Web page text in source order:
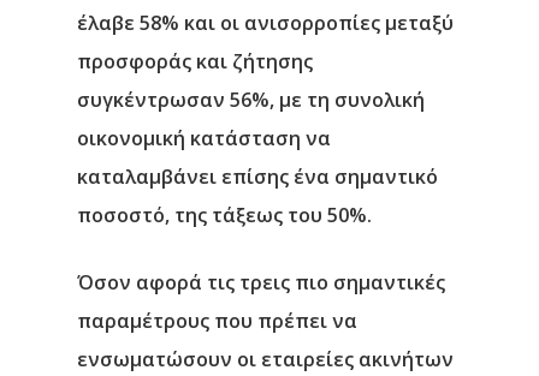
έλαβε 58% και οι ανισορροπίες μεταξύ
προσφοράς και ζήτησης
συγκέντρωσαν 56%, με τη συνολική
οικονομική κατάσταση να
καταλαμβάνει επίσης ένα σημαντικό
ποσοστό, της τάξεως του 50%.
Όσον αφορά τις τρεις πιο σημαντικές
παραμέτρους που πρέπει να
ενσωματώσουν οι εταιρείες ακινήτων
Υπηρεσίες
Νέα
Επικοινωνία